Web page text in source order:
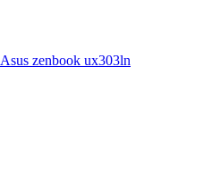
Asus zenbook ux303ln